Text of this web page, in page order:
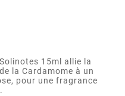
15ml allie la
la Cardamome à un
pour une fragrance